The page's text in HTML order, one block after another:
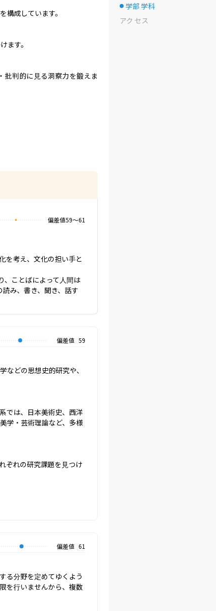
構成しています。
ます。
批判的に見る洞察力を鍛えま
偏差値59〜61
を考え、文化の担い手と
、ことばによって人間は
み、書き、聞き、話す
偏差値 59
どの思想史的研究や、
では、日本美術史、西洋
学・芸術理論など、多様
ぞれの研究課題を見つけ
偏差値 61
る分野を定めてゆくよう
を行いませんから、複数
選択中のドット
学部 学科
アク セス